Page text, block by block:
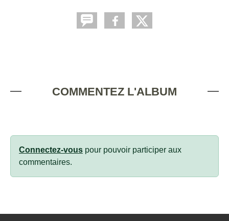
COMMENTEZ L'ALBUM
Connectez-vous pour pouvoir participer aux
commentaires.